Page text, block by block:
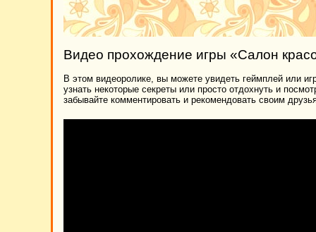
Видео прохождение игры «Салон
В этом видеоролике, вы можете увидеть геймплей или
узнать некоторые секреты или просто отдохнуть и
забывайте комментировать и рекомендовать своим